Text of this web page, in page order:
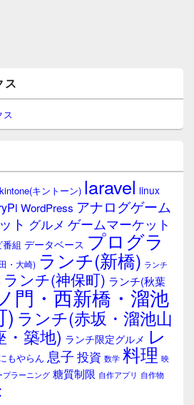
ス
ス
kintone(キントーン) laravel linux
WordPress アナログゲーム
ト グルメ ゲームマーケット
番組 データベース プログラ
・大崎) ランチ(新橋) ランチ
ランチ(神保町) ランチ(秋葉
門・西新橋・溜池
) ランチ(赤坂・溜池山
・築地) ランチ限定グルメ レ
もやらん 息子 投資 数学 料理 映
プラーニング 糖質制限 自作アプリ 自作物